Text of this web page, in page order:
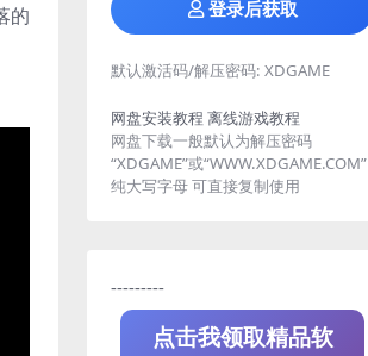
的
登录后获取
默认激活码/解压密码: XDGAME
网盘安装教程 离线游戏教程
网盘下载一般默认为解压密码
“XDGAME”或“WWW.XDGAME.COM”
纯大写字母 可直接复制使用
---------
点击我领取精品软